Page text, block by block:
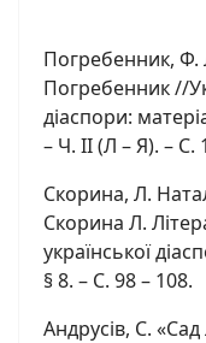
Погребенник, Ф.
Погребенник //
діаспори:
– Ч. ІІ (Л – Я). – С.
Скорина, Л.
Скорина Л.
української
§ 8. – С. 98 – 108.
Андрусів, С.